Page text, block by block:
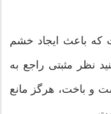
که باعث ایجاد خشم
نظر مثبتی راجع به
و باخت، هرگز مانع